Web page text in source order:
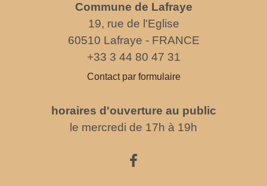
Commune de Lafraye
19, rue de l'Eglise
60510 Lafraye - FRANCE
+33 3 44 80 47 31
Contact par formulaire
horaires d'ouverture au public
le mercredi de 17h à 19h